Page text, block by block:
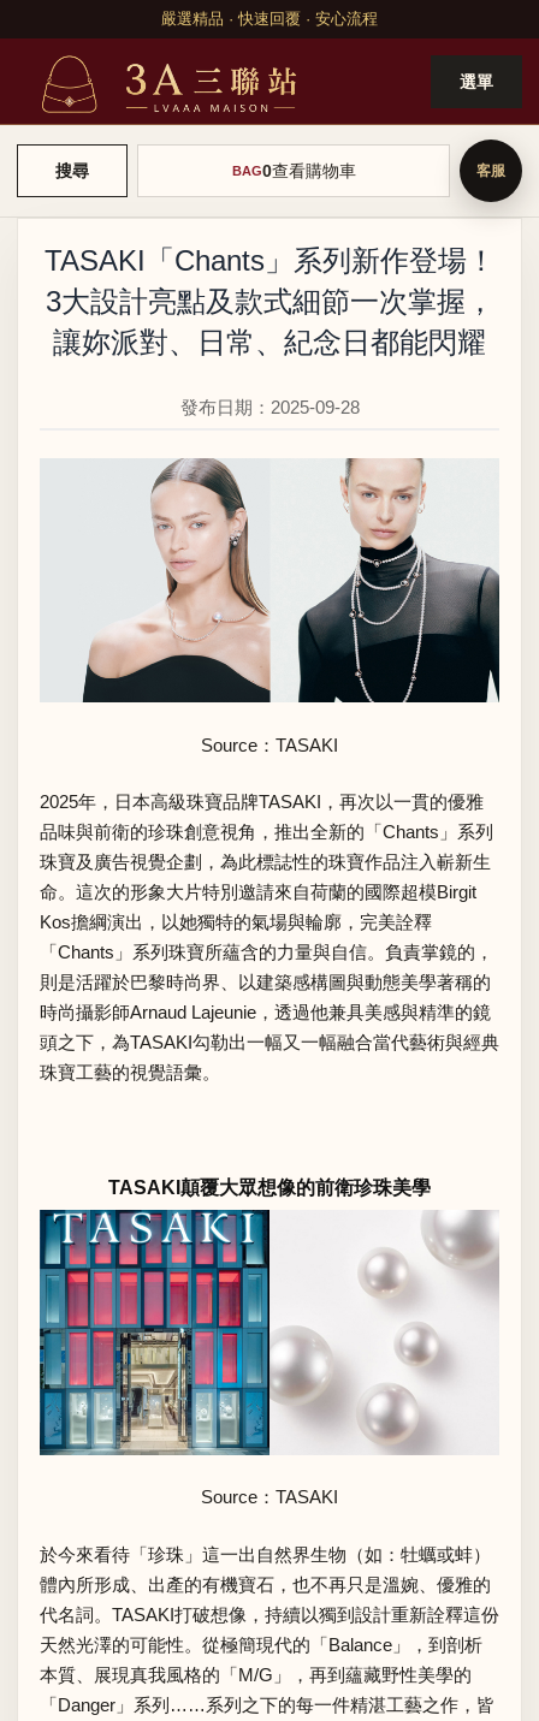
嚴選精品 · 快速回覆 · 安心流程
選單
搜尋 BAG0查看購物車
TASAKI「Chants」系列新作登場！
3大設計亮點及款式細節一次掌握，
讓妳派對、日常、紀念日都能閃耀
發布日期：2025-09-28
Source： TASAKI
2025年，日本高級珠寶品牌TASAKI，再次以一貫的優雅
品味與前衛的珍珠創意視角，推出全新的「Chants」系列
珠寶及廣告視覺企劃，為此標誌性的珠寶作品注入嶄新生
命。這次的形象大片特別邀請來自荷蘭的國際超模Birgit
Kos擔綱演出，以她獨特的氣場與輪廓，完美詮釋
「Chants」系列珠寶所蘊含的力量與自信。負責掌鏡的，
則是活躍於巴黎時尚界、以建築感構圖與動態美學著稱的
時尚攝影師Arnaud Lajeunie，透過他兼具美感與精準的鏡
頭之下，為TASAKI勾勒出一幅又一幅融合當代藝術與經典
珠寶工藝的視覺語彙。
TASAKI顛覆大眾想像的前衛珍珠美學
Source： TASAKI
於今來看待「珍珠」這一出自然界生物（如：牡蠣或蚌）
體內所形成、出產的有機寶石，也不再只是溫婉、優雅的
代名詞。TASAKI打破想像，持續以獨到設計重新詮釋這份
天然光澤的可能性。從極簡現代的「Balance」，到剖析
本質、展現真我風格的「M/G」，再到蘊藏野性美學的
「Danger」系列……系列之下的每一件精湛工藝之作，皆